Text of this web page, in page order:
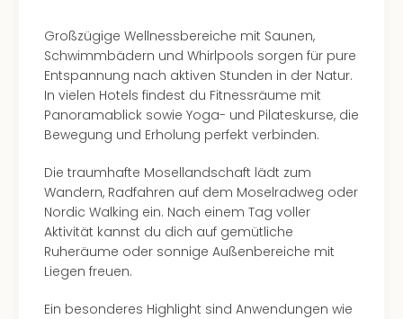
Großzügige Wellnessbereiche mit Saunen,
Schwimmbädern und Whirlpools sorgen für pure
Entspannung nach aktiven Stunden in der Natur.
In vielen Hotels findest du Fitnessräume mit
Panoramablick sowie Yoga- und Pilateskurse, die
Bewegung und Erholung perfekt verbinden.
Die traumhafte Mosellandschaft lädt zum
Wandern, Radfahren auf dem Moselradweg oder
Nordic Walking ein. Nach einem Tag voller
Aktivität kannst du dich auf gemütliche
Ruheräume oder sonnige Außenbereiche mit
Liegen freuen.
Ein besonderes Highlight sind Anwendungen wie